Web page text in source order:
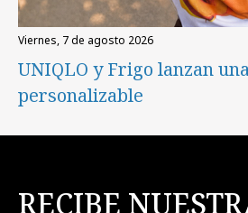
viernes, 7 de agosto 2026
UNIQLO y Frigo lanzan
personalizable
RECIBE